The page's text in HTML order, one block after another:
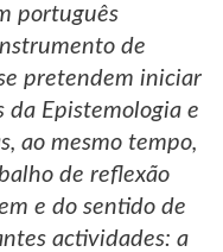
português
de
pretendem iniciar
da Epistemologia e
ao mesmo tempo,
de reflexão
e do sentido de
actividades: a